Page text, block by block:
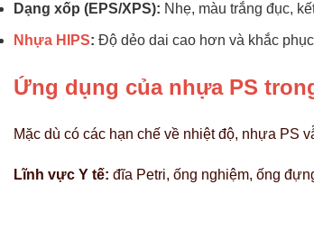
Dạng xốp (EPS/XPS): Nhẹ, màu trắng đục,
Nhựa HIPS: Độ dẻo dai cao hơn và khắc
Ứng dụng của nhựa PS
Mặc dù có các hạn chế về nhiệt độ, nhựa PS
Lĩnh vực Y tế: đĩa Petri, ống nghiệm, ống